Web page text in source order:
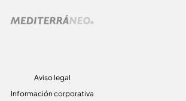
Aviso legal
Información corporativa